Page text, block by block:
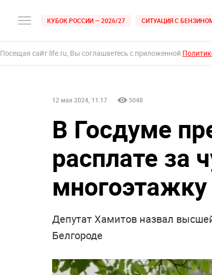
КУБОК РОССИИ — 2026/27 СИТУАЦИЯ С
Посещая сайт life.ru, Вы соглашаетесь с приложенной
12 мая 2024, 11:17 5048
В Госдуме
расплате за
Депутат Хамитов назвал
Белгороде